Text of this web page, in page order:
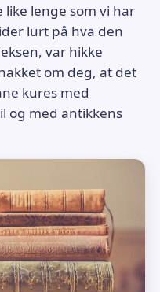
lenge som vi har
lurt på hva den
var hikke
om deg, at det
kures med
og med antikkens